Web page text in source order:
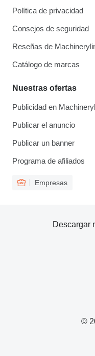
Política de privacidad
Consejos de seguridad
Reseñas de
Catálogo de marcas
Nuestras ofertas
Publicidad en
Publicar el anuncio
Publicar un banner
Programa de afiliados
Empresas
©
Descargar